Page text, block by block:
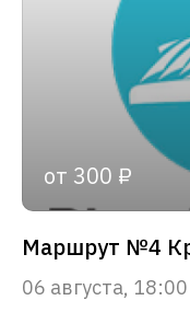
от 300 ₽
06 августа, 18:00